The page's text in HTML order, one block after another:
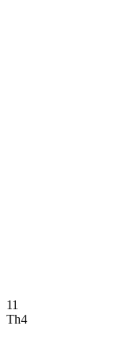
11
Th4